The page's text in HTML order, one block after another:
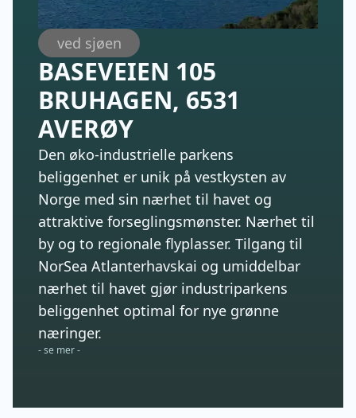
ved sjøen
BASEVEIEN 105
BRUHAGEN, 6531
AVERØY
Den øko-industrielle parkens
beliggenhet er unik på vestkysten av
Norge med sin nærhet til havet og
attraktive forseglingsmønster. Nærhet til
by og to regionale flyplasser. Tilgang til
NorSea Atlanterhavskai og umiddelbar
nærhet til havet gjør industriparkens
beliggenhet optimal for nye grønne
næringer.
- se mer -